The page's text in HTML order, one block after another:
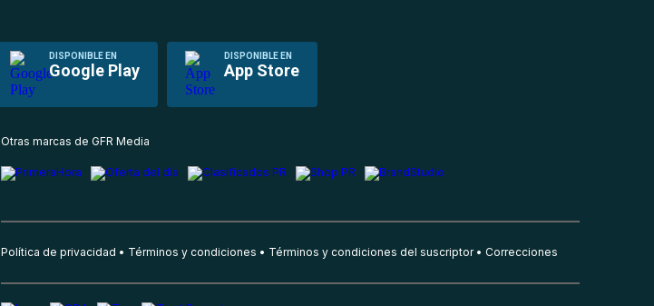
DISPONIBLE EN
Google Play
DISPONIBLE EN
App Store
Otras marcas de GFR Media
Política de privacidad Términos y condiciones Términos y condiciones del suscriptor Correcciones